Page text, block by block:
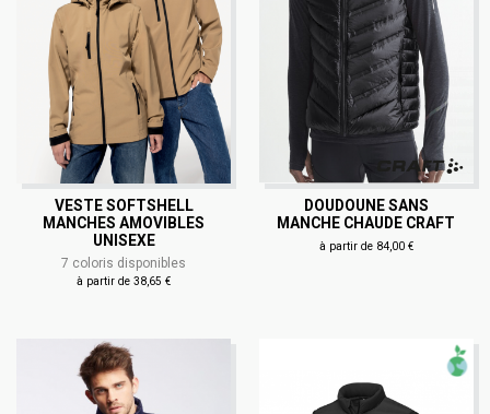
VESTE SOFTSHELL
MANCHES AMOVIBLES
UNISEXE
7 coloris disponibles
à partir de 38,65 €
DOUDOUNE SANS
MANCHE CHAUDE CRAFT
à partir de 84,00 €